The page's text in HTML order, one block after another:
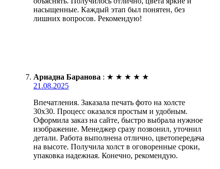
насыщенные. Каждый этап был понятен, без
лишних вопросов. Рекомендую!
Ариадна Баранова : ★ ★ ★ ★ ★
21.08.2025
Впечатления. Заказала печать фото на холсте
30х30. Процесс оказался простым и удобным.
Оформила заказ на сайте, быстро выбрала нужное
изображение. Менеджер сразу позвонил, уточнил
детали. Работа выполнена отлично, цветопередача
на высоте. Получила холст в оговоренные сроки,
упаковка надежная. Конечно, рекомендую.